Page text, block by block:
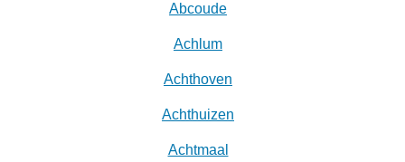
Abcoude
Achlum
Achthoven
Achthuizen
Achtmaal